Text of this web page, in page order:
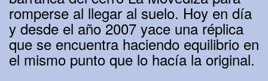
romperse al llegar al suelo. Hoy en día
y desde el año 2007 yace una réplica
que se encuentra haciendo equilibrio en
el mismo punto que lo hacía la original.